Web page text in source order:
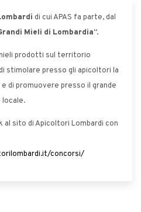
di cui APAS fa parte, dal
Mieli di Lombardia“.
prodotti sul territorio
stimolare presso gli apicoltori la
di promuovere presso il grande
locale.
sito di Apicoltori Lombardi con
concorsi/